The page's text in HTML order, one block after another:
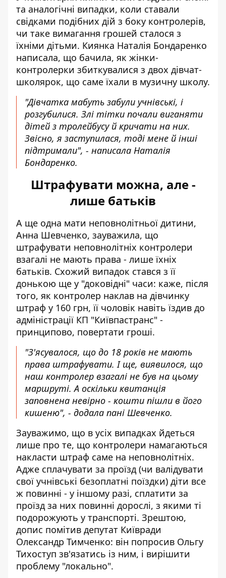
та аналогічні випадки, коли ставали
свідками подібних дій з боку контролерів,
чи таке вимагання грошей сталося з
їхніми дітьми. Киянка Наталія Бондаренко
написала, що бачила, як жінки-
контролерки збиткувалися з двох дівчат-
школярок, що саме їхали в музичну школу.
"Дівчатка мабуть забули учнівські, і
розгубилися. Злі тітки почали виганяти
дітей з тролейбусу й кричати на них.
Звісно, я заступилася, тоді мене й інші
підтримали", - написала Наталія
Бондаренко.
Штрафувати можна, але -
лише батьків
А ще одна мати неповнолітньої дитини,
Анна Шевченко, зауважила, що
штрафувати неповнолітніх контролери
взагалі не мають права - лише їхніх
батьків. Схожий випадок стався з її
донькою ще у "доковідні" часи: каже, після
того, як контролер наклав на дівчинку
штраф у 160 грн, її чоловік навіть їздив до
адміністрації КП "Київпастранс" -
принципово, повертати гроші.
"З'ясувалося, що до 18 років не мають
права штрафувати. І ще, виявилося, що
наш контролер взагалі не був на цьому
маршруті. А оскільки квитанція
заповнена невірно - кошти пішли в його
кишеню", - додала пані Шевченко.
Зауважимо, що в усіх випадках йдеться
лише про те, що контролери намагаються
накласти штраф саме на неповнолітніх.
Адже сплачувати за проїзд (чи валідувати
свої учнівські безоплатні поїздки) діти все
ж повинні - у іншому разі, сплатити за
проїзд за них повинні дорослі, з якими ті
подорожують у транспорті. Зрештою,
допис помітив депутат Київради
Олександр Тимченко: він попросив Ольгу
Тихоступ зв'язатись із ним, і вирішити
проблему "локально".